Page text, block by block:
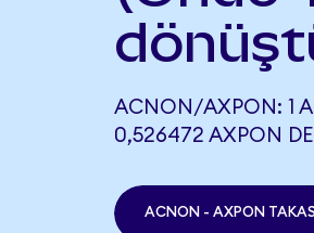
ACNON/AXPON: 1
0,526472 AXPON
ACNON - AXPON